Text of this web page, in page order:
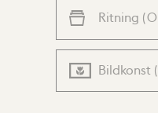
Ritning (0
Bildkonst (